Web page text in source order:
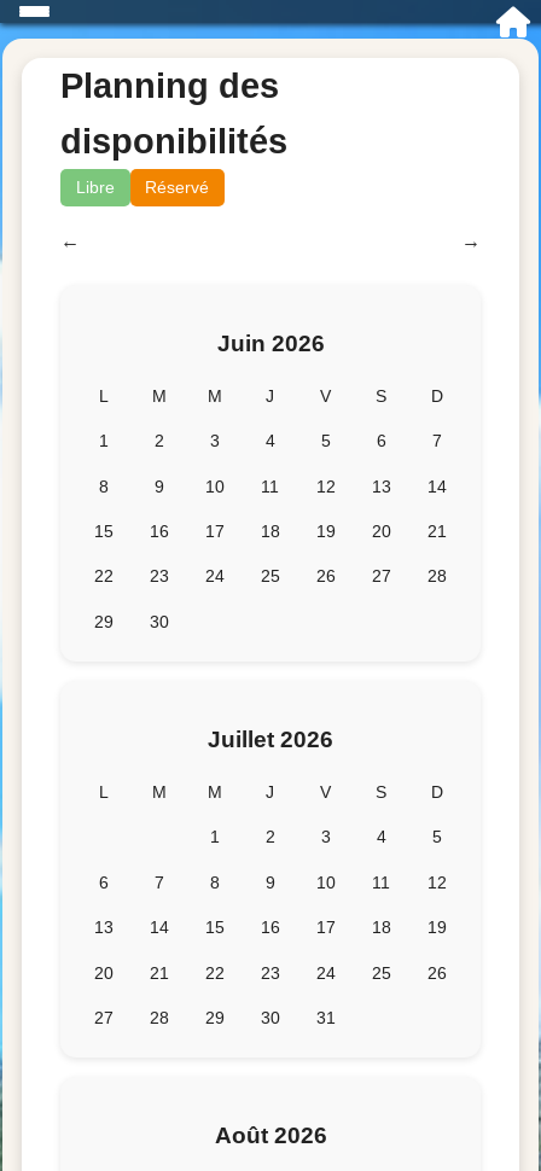
Planning des
disponibilités
Libre Réservé
← →
Juin 2026
L M M J V S D
1 2 3 4 5 6 7
8 9 10 11 12 13 14
15 16 17 18 19 20 21
22 23 24 25 26 27 28
29 30
Juillet 2026
L M M J V S D
1 2 3 4 5
6 7 8 9 10 11 12
13 14 15 16 17 18 19
20 21 22 23 24 25 26
27 28 29 30 31
Août 2026